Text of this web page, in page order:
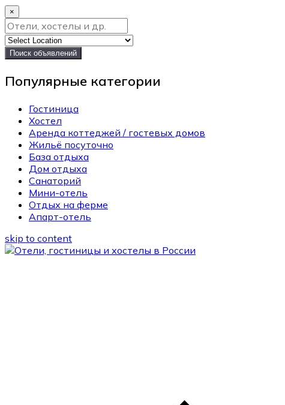
×
Поиск объявлений
Популярные категории
Гостиница
Хостел
Аренда коттеджей / гостевых домов
Жильё посуточно
База отдыха
Дом отдыха
Санаторий
Мини-отель
Отдых на ферме
Апарт-отель
skip to content